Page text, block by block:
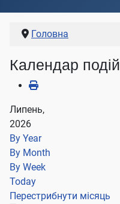
Головна
Календар подій
Липень,
2026
By Year
By Month
By Week
Today
Перестрибнути місяць